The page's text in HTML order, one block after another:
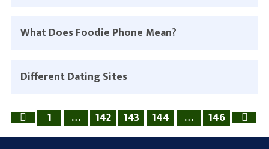
What Does Foodie Phone Mean?
Different Dating Sites
Previous
page
1 … 142 143 144 … 146